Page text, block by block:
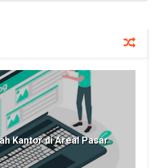
Kantor di Areal Pasar